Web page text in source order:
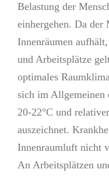
Belastung der
einhergehen. Da der
Innenräumen
und Arbeitsplätze
optimales
sich im Allgemeinen
20-22°C und
auszeichnet.
Innenraumluft nicht
An Arbeitsplätzen